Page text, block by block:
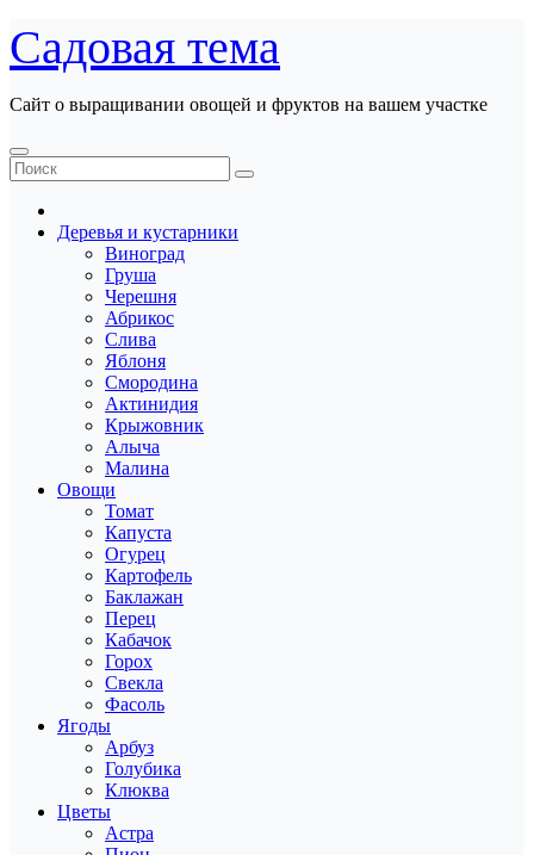
Перейти
к
содержанию
Садовая тема
Сайт о выращивании овощей и фруктов на вашем участке
Деревья и кустарники
Виноград
Груша
Черешня
Абрикос
Слива
Яблоня
Смородина
Актинидия
Крыжовник
Алыча
Малина
Овощи
Томат
Капуста
Огурец
Картофель
Баклажан
Перец
Кабачок
Горох
Свекла
Фасоль
Ягоды
Арбуз
Голубика
Клюква
Цветы
Астра